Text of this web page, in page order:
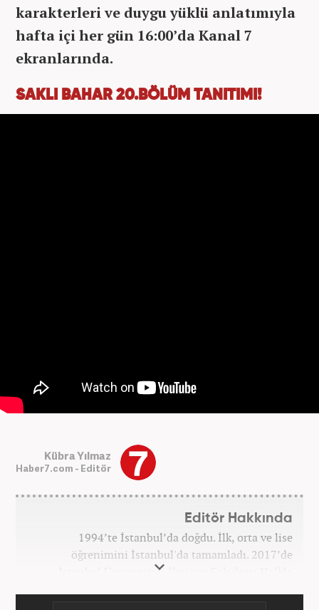
karakterleri ve duygu yüklü anlatımıyla
hafta içi her gün 16:00’da Kanal 7
ekranlarında.
SAKLI BAHAR 20.BÖLÜM TANITIMI!
Kübra Yılmaz
Haber7.com - Editör
Editör Hakkında
1994’te İstanbul’da doğdu. İlk, orta ve lise
öğrenimini İstanbul'da tamamladı. 2017’de
İstanbul Üniversitesi İletişim Fakültesi Halkla